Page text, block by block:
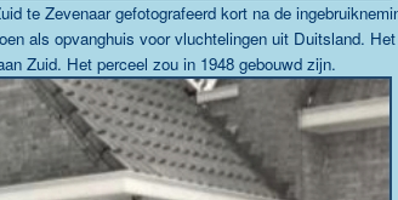
te Zevenaar gefotografeerd kort na de
als opvanghuis voor vluchtelingen uit Duitsland. Het
Zuid. Het perceel zou in 1948 gebouwd zijn.